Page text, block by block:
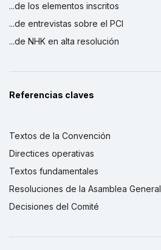
...de los elementos inscritos
...de entrevistas sobre el PCI
...de NHK en alta resolución
Referencias claves
Textos de la Convención
Directices operativas
Textos fundamentales
Resoluciones de la Asamblea General
Decisiones del Comité